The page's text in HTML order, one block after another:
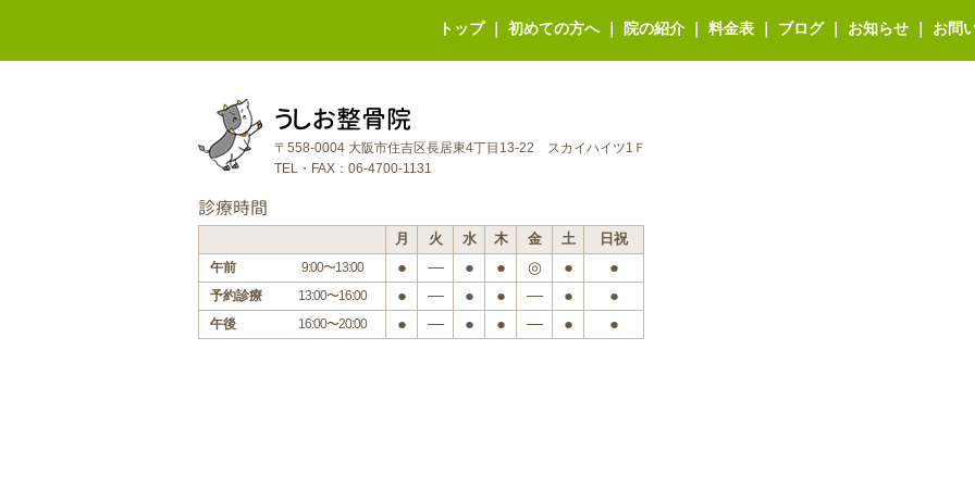
トップ｜ 初めての方へ｜ 院の紹介 料金表 ブログ｜ お知らせ お問
うしお整骨院
〒558-0004 大阪市住吉区長居東4丁目13-22 スカイハイツ1Ｆ
TEL・FAX：06-4700-1131
診療時間
月 火 水 木 金 土 日祝
午前 9:00〜13:00 ● ― ● ● ◎ ● ●
予約診療 13:00〜16:00 ● ― ● ● ― ● ●
午後 16:00〜20:00 ● ― ● ● ― ● ●